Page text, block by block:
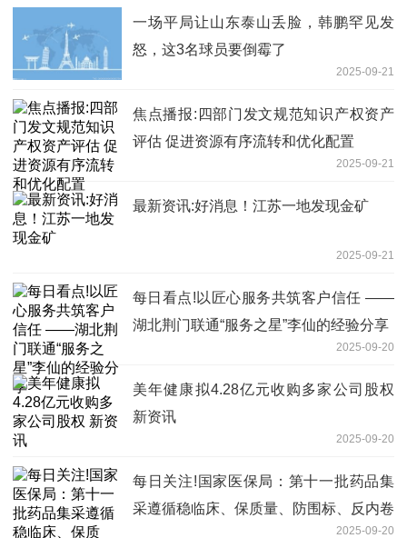
一场平局让山东泰山丢脸，韩鹏罕见发
怒，这3名球员要倒霉了
2025-09-21
焦点播报:四部门发文规范知识产权资产
评估 促进资源有序流转和优化配置
2025-09-21
最新资讯:好消息！江苏一地发现金矿
2025-09-21
每日看点!以匠心服务共筑客户信任 ——
湖北荆门联通“服务之星”李仙的经验分享
2025-09-20
美年健康拟4.28亿元收购多家公司股权
新资讯
2025-09-20
每日关注!国家医保局：第十一批药品集
采遵循稳临床、保质量、防围标、反内卷
2025-09-20